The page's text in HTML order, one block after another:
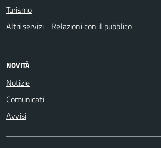
Turismo
Altri servizi - Relazioni con il pubblico
NOVITÀ
Notizie
Comunicati
Avvisi